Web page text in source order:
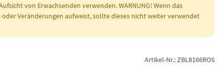
von Erwachsenden verwenden. WARNUNG! Wenn das
oder Veränderungen aufweist, sollte dieses nicht weiter verwendet
Artikel-Nr.: ZBL8166ROS